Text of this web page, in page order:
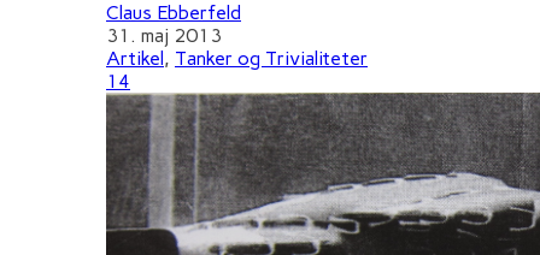
Claus Ebberfeld
31. maj 2013
Artikel , Tanker og Trivialiteter
14